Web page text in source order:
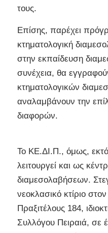
τους.
Επίσης, παρέχει
κτηματολογική
στην εκπαίδευση
συνέχεια, θα
κτηματολογικών
αναλαμβάνουν την
διαφορών.
Το ΚΕ.ΔΙ.Π., όμως,
λειτουργεί και ως
διαμεσολαβήσεων.
νεοκλασικό κτίριο
Πραξιτέλους 184,
Συλλόγου Πειραιά, σε